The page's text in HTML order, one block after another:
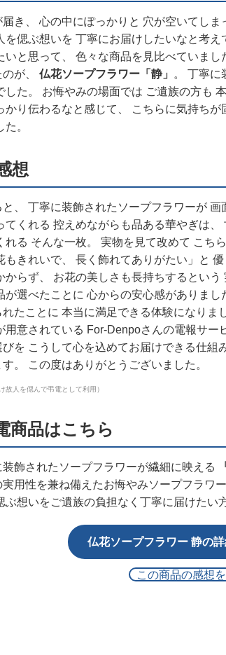
き、 心の中にぽっかりと 穴が空いてし
偲ぶ想いを 丁寧にお届けしたいなと考え
と思って、 色々な商品を見比べていまし
が、 仏花ソープフラワー「静」
。 丁寧に
した。 お悔やみの場面では ご遺族の方も
かり伝わるなと感じて、 こちらに気持ち
。
想
、 丁寧に装飾されたソープフラワーが
てくれる 控えめながらも品ある華やぎは
る そんな一枚。 実物を見て改めて こち
もきれいで、 長く飾れてありがたい」と
からず、 お花の美しさも長持ちするとい
選べたことに 心からの安心感がありまし
たことに 本当に満足できる体験になり
用意されている For-Denpoさんの電報サ
を こうして心を込めてお届けできる仕
。 この度はありがとうございました。
故人を偲んで弔電として利用）
商品はこちら
飾されたソープフラワーが繊細に映える
実用性を兼ね備えたお悔やみソープフラワ
想いをご遺族の負担なく丁寧に届けたい
仏花ソープフラワー 静の詳
この商品の感想